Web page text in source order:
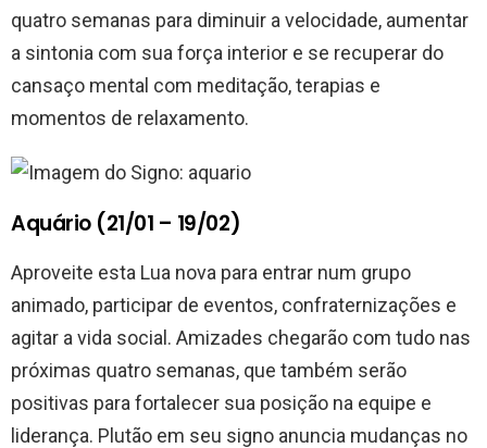
quatro semanas para diminuir a velocidade, aumentar
a sintonia com sua força interior e se recuperar do
cansaço mental com meditação, terapias e
momentos de relaxamento.
Aquário (21/01 – 19/02)
Aproveite esta Lua nova para entrar num grupo
animado, participar de eventos, confraternizações e
agitar a vida social. Amizades chegarão com tudo nas
próximas quatro semanas, que também serão
positivas para fortalecer sua posição na equipe e
liderança. Plutão em seu signo anuncia mudanças no